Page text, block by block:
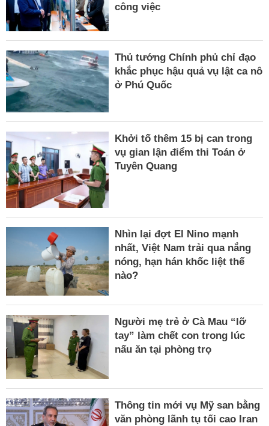
công việc
Thủ tướng Chính phủ chỉ đạo
khắc phục hậu quả vụ lật ca nô
ở Phú Quốc
Khởi tố thêm 15 bị can trong
vụ gian lận điểm thi Toán ở
Tuyên Quang
Nhìn lại đợt El Nino mạnh
nhất, Việt Nam trải qua nắng
nóng, hạn hán khốc liệt thế
nào?
Người mẹ trẻ ở Cà Mau “lỡ
tay” làm chết con trong lúc
nấu ăn tại phòng trọ
Thông tin mới vụ Mỹ san bằng
văn phòng lãnh tụ tối cao Iran